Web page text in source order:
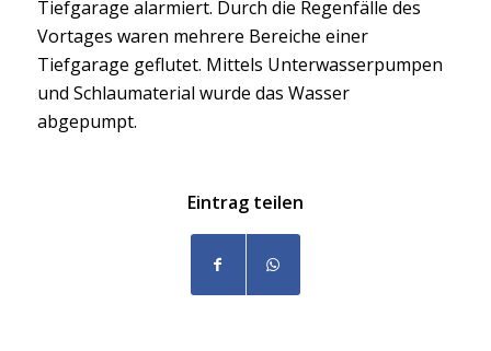
Tiefgarage alarmiert. Durch die Regenfälle des
Vortages waren mehrere Bereiche einer
Tiefgarage geflutet. Mittels Unterwasserpumpen
und Schlaumaterial wurde das Wasser
abgepumpt.
Eintrag teilen